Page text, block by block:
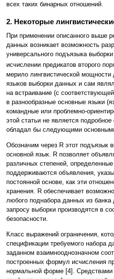
всех таких бинарных отношений.
2. Некоторые
При применении описанного выше
данных возникает возможность
универсального подъязыка
исчислении предикатов второго
мерило лингвистической
языков выборки данных и сам
на встраивание (с
в разнообразные основные языки
командные или проблемно-
этой статьи не является
обладал бы следующими
Обозначим через R этот подъязык
основной язык. R позволяет
различных степеней,
поддерживаются объявления,
постоянной основе, как эти
хранения. R обеспечивает
любого поднабора данных из
запросу выборки производятся в
безопасности.
Класс выражений ограничения,
спецификации требуемого набора
заданном взаимнооднозначном
построенных формул исчисления
нормальной форме [4].